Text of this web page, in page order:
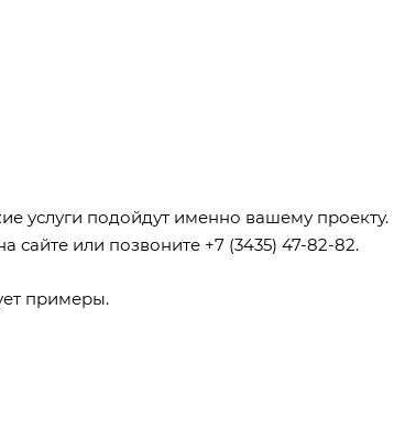
услуги подойдут именно вашему проекту.
сайте или позвоните +7 (3435) 47-82-82.
примеры.